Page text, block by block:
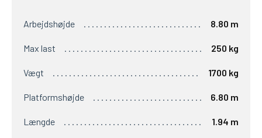
Arbejdshøjde 8.80 m
Max last 250 kg
Vægt 1700 kg
Platformshøjde 6.80 m
Længde 1.94 m